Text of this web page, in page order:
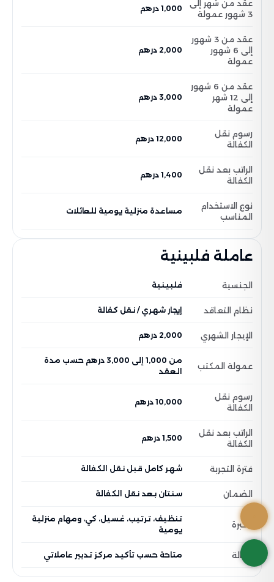
عقد من شهر إلى
3 شهور عمولة
1,000 درهم
عقد من 3 شهور
إلى 6 شهور
عمولة
2,000 درهم
عقد من 6 شهور
إلى 12 شهر
عمولة
3,000 درهم
رسوم نقل
الكفالة
12,000 درهم
الراتب بعد نقل
الكفالة
1,400 درهم
نوع الاستخدام
المناسب
مساعدة منزلية يومية للعائلات
عاملة فلبينية
الجنسية فلبينية
نظام التعاقد إيجار شهري / نقل كفالة
الإيجار الشهري 2,000 درهم
عمولة المكتب
من 1,000 إلى 3,000 درهم حسب مدة
العقد
رسوم نقل
الكفالة
10,000 درهم
الراتب بعد نقل
الكفالة
1,500 درهم
فترة التجربة شهر كامل قبل نقل الكفالة
الضمان سنتان بعد نقل الكفالة
الخبرة
تنظيف، ترتيب، غسيل، كي، ومهام منزلية
يومية
الحالة متاحة حسب تأكيد مركز تدبير عاملاتي